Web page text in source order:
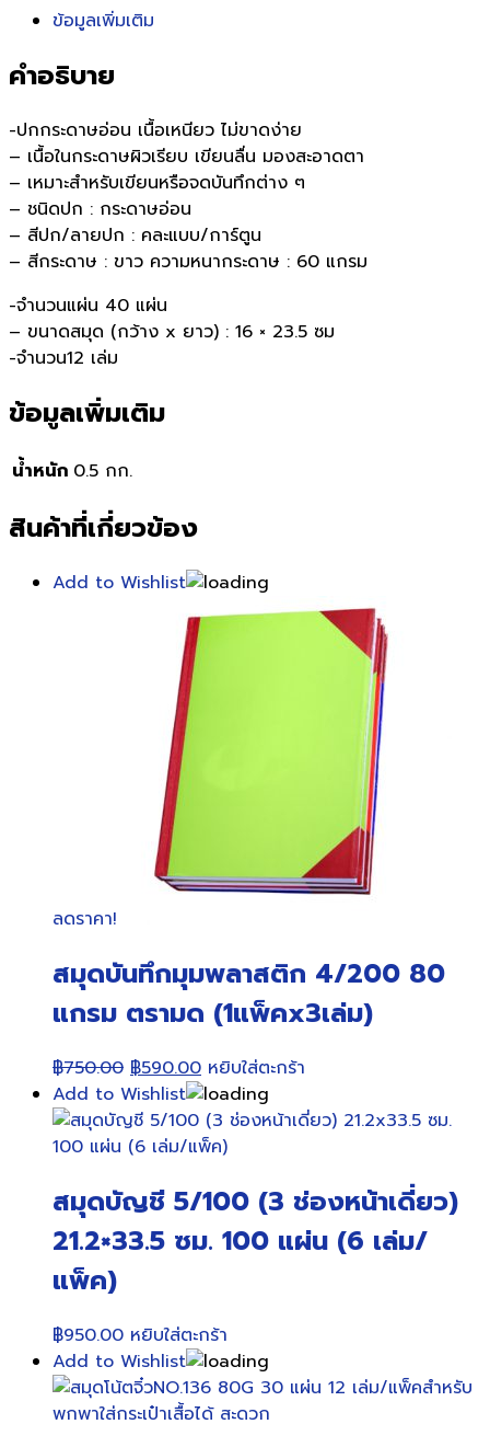
ข้อมูลเพิ่มเติม
คำอธิบาย
-ปกกระดาษอ่อน เนื้อเหนียว ไม่ขาดง่าย
– เนื้อในกระดาษผิวเรียบ เขียนลื่น มองสะอาดตา
– เหมาะสำหรับเขียนหรือจดบันทึกต่าง ๆ
– ชนิดปก : กระดาษอ่อน
– สีปก/ลายปก : คละแบบ/การ์ตูน
– สีกระดาษ : ขาว ความหนากระดาษ : 60 แกรม
-จำนวนแผ่น 40 แผ่น
– ขนาดสมุด (กว้าง x ยาว) : 16 × 23.5 ซม
-จำนวน12 เล่ม
ข้อมูลเพิ่มเติม
น้ำหนัก 0.5 กก.
สินค้าที่เกี่ยวข้อง
Add to Wishlist
ลดราคา!
สมุดบันทึกมุมพลาสติก 4/200 80
แกรม ตรามด (1แพ็คx3เล่ม)
฿750.00 Original
price
was:
฿750.00.
฿590.00Current
price
is:
฿590.00.
หยิบใส่ตะกร้า
Add to Wishlist
สมุดบัญชี 5/100 (3 ช่องหน้าเดี่ยว)
21.2×33.5 ซม. 100 แผ่น (6 เล่ม/
แพ็ค)
฿950.00 หยิบใส่ตะกร้า
Add to Wishlist